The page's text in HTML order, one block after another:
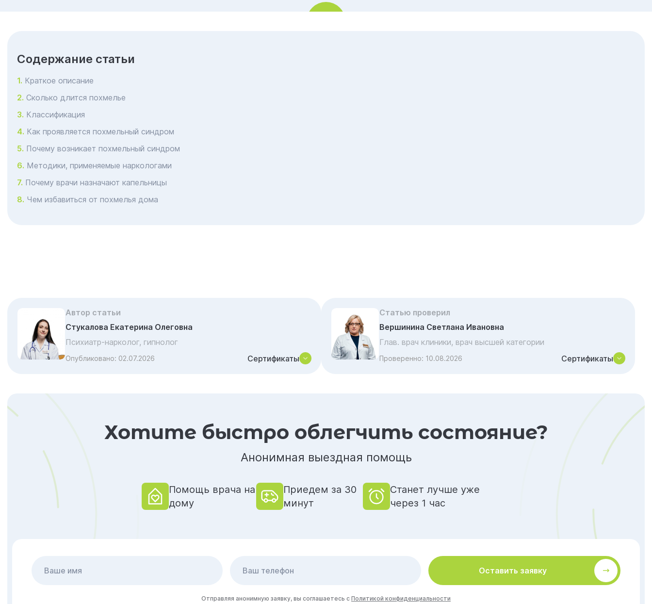
Cодержание статьи
Краткое описание
Сколько длится похмелье
Классификация
Как проявляется похмельный синдром
Почему возникает похмельный синдром
Методики, применяемые наркологами
Почему врачи назначают капельницы
Чем избавиться от похмелья дома
Автор статьи
Стукалова Екатерина Олеговна
Психиатр-нарколог, гипнолог
Опубликовано: 02.07.2026 Сертификаты
Статью проверил
Вершинина Светлана Ивановна
Глав. врач клиники, врач высшей категории
Проверенно: 10.08.2026 Сертификаты
Хотите быстро облегчить состояние?
Анонимная выездная помощь
Помощь врача на
дому
Приедем за 30
минут
Станет лучше уже
через 1 час
Оставить заявку
Отправляя анонимную заявку, вы соглашаетесь с Политикой конфиденциальности